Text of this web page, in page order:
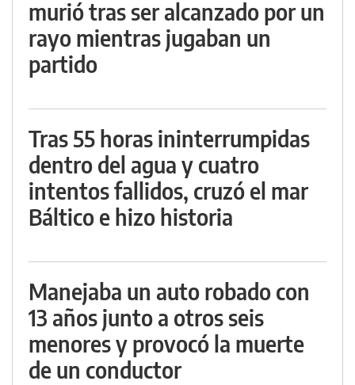
murió tras ser alcanzado por un
rayo mientras jugaban un
partido
Tras 55 horas ininterrumpidas
dentro del agua y cuatro
intentos fallidos, cruzó el mar
Báltico e hizo historia
Manejaba un auto robado con
13 años junto a otros seis
menores y provocó la muerte
de un conductor